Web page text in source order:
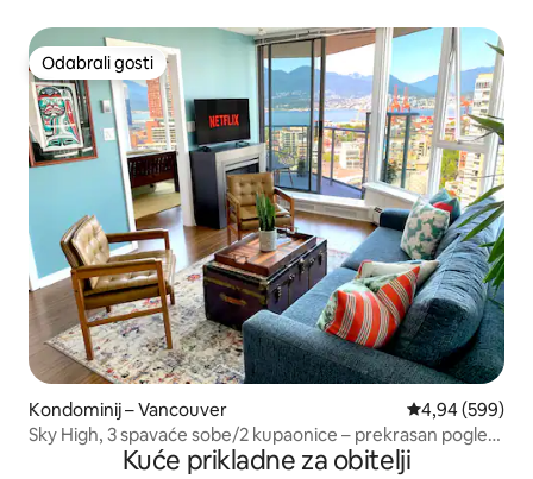
Odabrali gosti
Odabrali gosti
Kondominij – Vancouver Prosječna
4,94 (599)
Sky High, 3 spavaće sobe/2 kupaonice – prekrasan pogled!
Besplatno parkiranje.Kuće prikladne za obitelji